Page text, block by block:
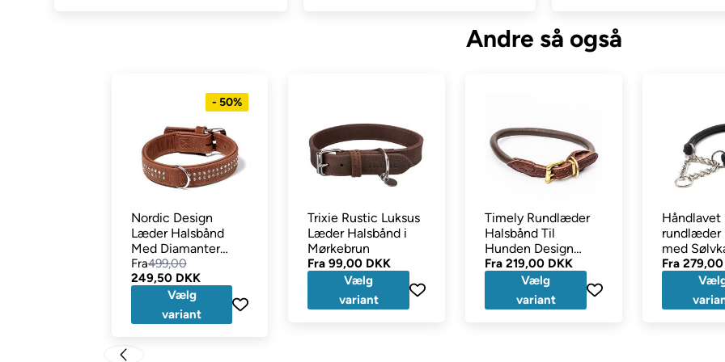
Dette er en bestillingsvarer som laves af vores dygtige læderhåndværkere! Du skal derfor forvente op til 10 hverdages
Andre så også
- 50%
Nordic Design
Læder Halsbånd
Med Diamanter
Brown
Fra499,00
249,50 DKK
Vælg
variant
Trixie Rustic Luksus
Læder Halsbånd i
Mørkebrun
Fra99,00 DKK
Vælg
variant
Timely Rundlæder
Halsbånd Til
Hunden Design
Paris Mørkebrun
Fra219,00 DKK
Vælg
variant
Håndlavet
rundlæder
med
Fra279,00